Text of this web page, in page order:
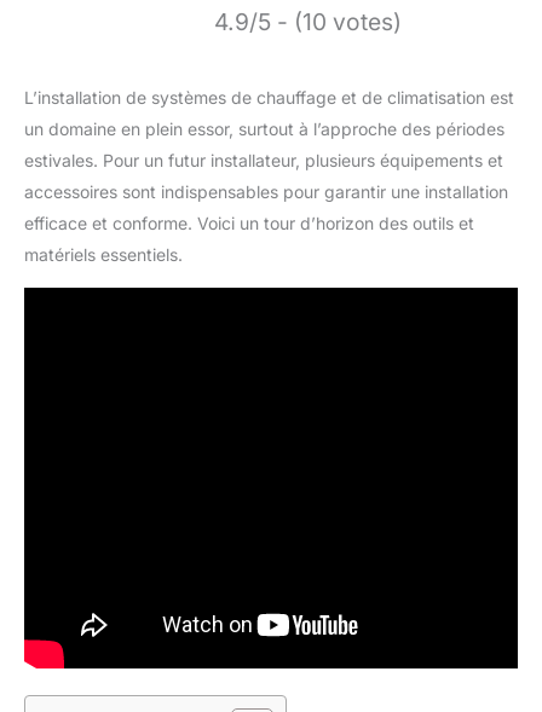
4.9/5 - (10 votes)
L’installation de systèmes de chauffage et de climatisation est
un domaine en plein essor, surtout à l’approche des périodes
estivales. Pour un futur installateur, plusieurs équipements et
accessoires sont indispensables pour garantir une installation
efficace et conforme. Voici un tour d’horizon des outils et
matériels essentiels.